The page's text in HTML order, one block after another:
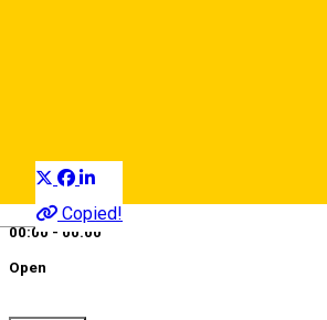
DeutschCopied!
00:00 - 00:00
Open